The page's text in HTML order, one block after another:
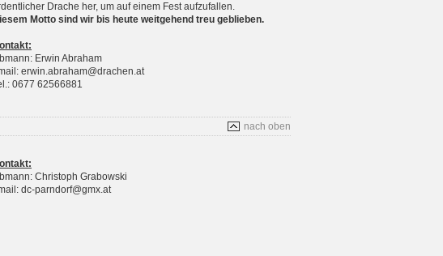
Drache her, um auf einem Fest aufzufallen.
Motto sind wir bis heute weitgehend treu geblieben.
Erwin Abraham
erwin.abraham@drachen.at
0677 62566881
nach oben
Christoph Grabowski
dc-parndorf@gmx.at